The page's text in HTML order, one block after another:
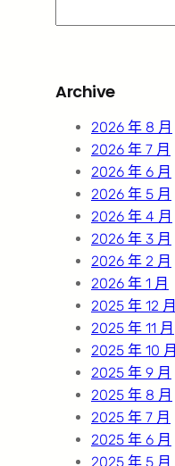
e
c
Archive
2026 年 8 月
2026 年 7 月
2026 年 6 月
2026 年 5 月
2026 年 4 月
2026 年 3 月
2026 年 2 月
2026 年 1 月
2025 年 12 月
2025 年 11 月
2025 年 10 月
2025 年 9 月
2025 年 8 月
2025 年 7 月
2025 年 6 月
2025 年 5 月